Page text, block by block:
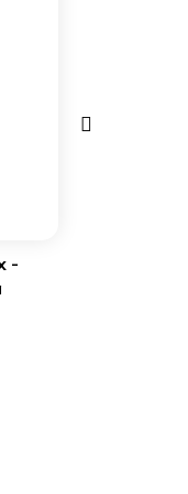
-
produkt